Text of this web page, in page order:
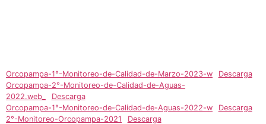
Orcopampa-1°-Monitoreo-de-Calidad-de-Marzo-2023-w
Descarga
Orcopampa-2°-Monitoreo-de-Calidad-de-Aguas-
2022.web_
Descarga
Orcopampa-1°-Monitoreo-de-Calidad-de-Aguas-2022-w
Descarga
2°-Monitoreo-Orcopampa-2021
Descarga